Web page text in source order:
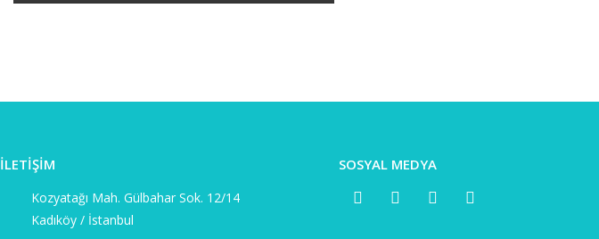
İLETİŞİM
Kozyatağı Mah. Gülbahar Sok. 12/14
Kadıköy / İstanbul
SOSYAL MEDYA